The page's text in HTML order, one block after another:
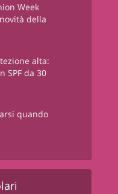
Week
della
alta:
SPF da 30
quando